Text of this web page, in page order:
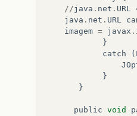
//java . net . URL
java . net . URL
imagem = javax .
}
catch
(
}
}
public void